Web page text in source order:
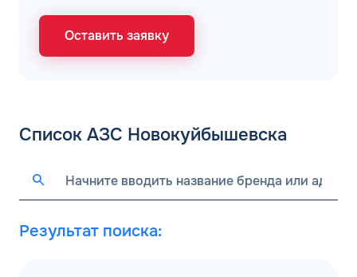
Оставить заявку
Список АЗС Новокуйбышевска
Результат поиска:
Email*
Для юр. лиц и ИП
Заполняя форму, я
ДО
ОК